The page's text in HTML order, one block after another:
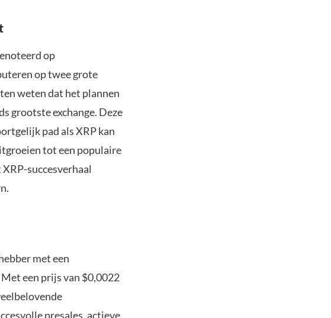
op
op twee grote
weten dat het plannen
grootste exchange. Deze
pad als XRP kan
tot een populaire
succesverhaal
met een
een prijs van $0,0022
presales, actieve